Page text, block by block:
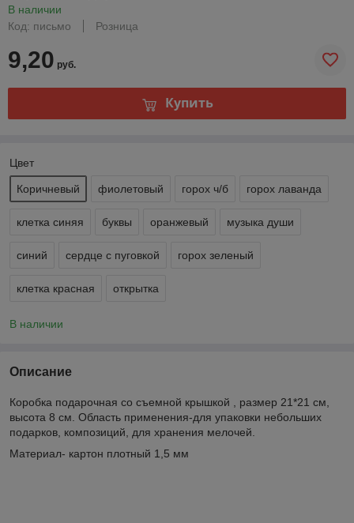
В наличии
Код: письмо
Розница
9,20 руб.
Купить
Цвет
Коричневый фиолетовый горох ч/б горох лаванда
клетка синяя буквы оранжевый музыка души
синий сердце с пуговкой горох зеленый
клетка красная открытка
В наличии
Описание
Коробка подарочная со съемной крышкой , размер 21*21 см,
высота 8 см. Область применения-для упаковки небольших
подарков, композиций, для хранения мелочей.
Материал- картон плотный 1,5 мм